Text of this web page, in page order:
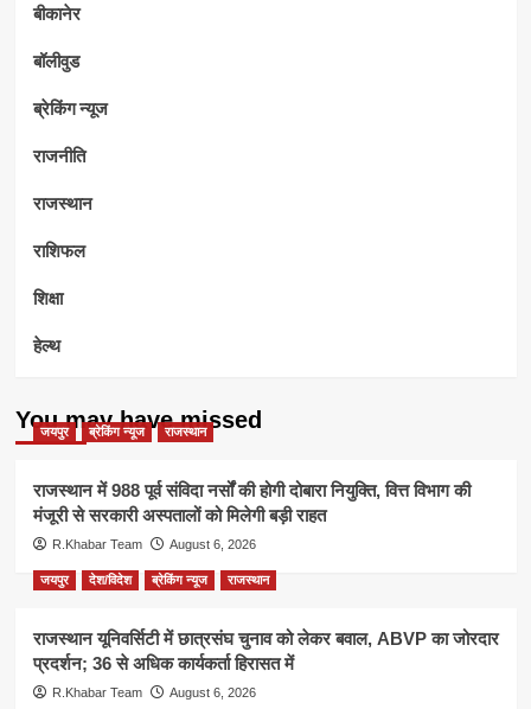
बीकानेर
बॉलीवुड
ब्रेकिंग न्यूज
राजनीति
राजस्थान
राशिफल
शिक्षा
हेल्थ
You may have missed
जयपुर ब्रेकिंग न्यूज राजस्थान
राजस्थान में 988 पूर्व संविदा नर्सों की होगी दोबारा नियुक्ति, वित्त विभाग की
मंजूरी से सरकारी अस्पतालों को मिलेगी बड़ी राहत
R.Khabar Team August 6, 2026
जयपुर देश/विदेश ब्रेकिंग न्यूज राजस्थान
राजस्थान यूनिवर्सिटी में छात्रसंघ चुनाव को लेकर बवाल, ABVP का जोरदार
प्रदर्शन; 36 से अधिक कार्यकर्ता हिरासत में
R.Khabar Team August 6, 2026